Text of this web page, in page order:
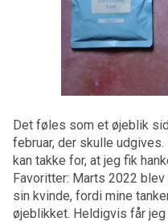
Det føles som et øjeblik
februar, der skulle
kan takke for, at jeg fik
Favoritter: Marts 2022
sin kvinde, fordi mine
øjeblikket. Heldigvis får